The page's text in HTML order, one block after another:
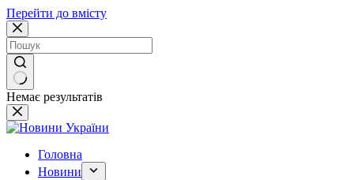
Перейти до вмісту
Немає результатів
Головна
Новини